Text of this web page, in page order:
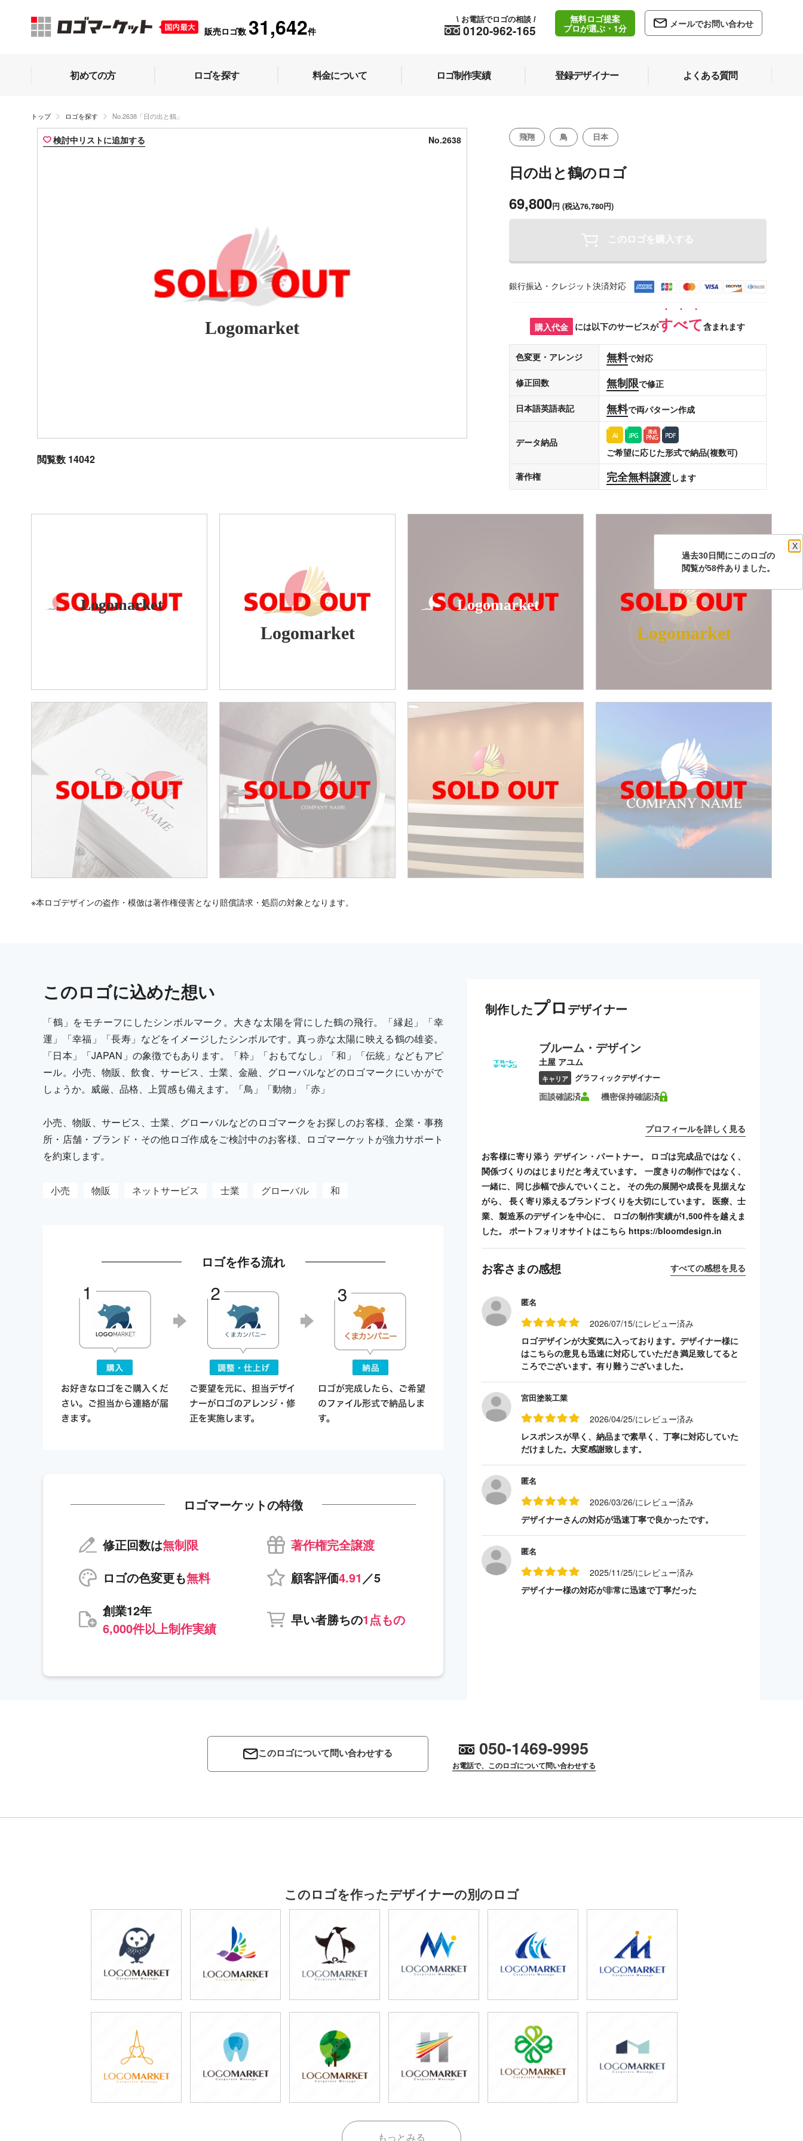
販売ロゴ数 31,642件 0120-962-165
\ お電話でロゴの相談 /
無料ロゴ提案
プロが選ぶ・1分
メールでお問い合わせ
初めての方 ロゴを探す 料金について ロゴ制作実績 登録デザイナー よくある質問
トップ ロゴを探す No.2638「日の出と鶴」
検討中リストに追加する No.2638
Logomarket
閲覧数 14042
飛翔 鳥 日本
日の出と鶴のロゴ
69,800円 (税込76,780円)
このロゴを購入する
銀行振込・クレジット決済対応
購入代金 には以下のサービスがすべて含まれます
色変更・アレンジ 無料で対応
修正回数 無制限で修正
日本語英語表記 無料で両パターン作成
データ納品
ご希望に応じた形式で納品(複数可)
著作権
完全無料譲渡します
Logomarket
Logomarket
Logomarket
Logomarket
※本ロゴデザインの盗作・模倣は著作権侵害となり賠償請求・処罰の対象となります。
このロゴに込めた想い
「鶴」をモチーフにしたシンボルマーク。大きな太陽を背にした鶴の飛行。「縁起」「幸
運」「幸福」「長寿」などをイメージしたシンボルです。真っ赤な太陽に映える鶴の雄姿。
「日本」「JAPAN」の象徴でもあります。「粋」「おもてなし」「和」「伝統」などもアピ
ール。小売、物販、飲食、サービス、士業、金融、グローバルなどのロゴマークにいかがで
しょうか。威厳、品格、上質感も備えます。「鳥」「動物」「赤」
小売、物販、サービス、士業、グローバルなどのロゴマークをお探しのお客様、企業・事務
所・店舗・ブランド・その他ロゴ作成をご検討中のお客様、ロゴマーケットが強力サポート
を約束します。
小売 物販 ネットサービス 士業 グローバル 和
ロゴを作る流れ
ロゴマーケットの特徴
修正回数は無制限
著作権完全譲渡
ロゴの色変更も無料 顧客評価4.91 ／5
創業12年
6,000件以上制作実績
早い者勝ちの1点もの
制作したプロ デザイナー
ブルーム・デザイン
土屋 アユム
キャリア グラフィックデザイナー
面談確認済 機密保持確認済
プロフィールを詳しく見る
お客様に寄り添う デザイン・パートナー。 ロゴは完成品ではなく、
関係づくりのはじまりだと考えています。 一度きりの制作ではなく、
一緒に、同じ歩幅で歩んでいくこと。 その先の展開や成長を見据えな
がら、 長く寄り添えるブランドづくりを大切にしています。 医療、士
業、製造系のデザインを中心に、 ロゴの制作実績が1,500件を越えま
した。 ポートフォリオサイトはこちら https://bloomdesign.in
お客さまの感想 すべての感想を見る
匿名
2026/07/15/にレビュー済み
ロゴデザインが大変気に入っております。デザイナー様に
はこちらの意見も迅速に対応していただき満足致してると
ころでございます。有り難うございました。
宮田塗装工業
2026/04/25/にレビュー済み
レスポンスが早く、納品まで素早く、丁寧に対応していた
だけました。大変感謝致します。
匿名
2026/03/26/にレビュー済み
デザイナーさんの対応が迅速丁寧で良かったです。
匿名
2025/11/25/にレビュー済み
デザイナー様の対応が非常に迅速で丁寧だった
このロゴについて問い合わせする 050-1469-9995
お電話で、このロゴについて問い合わせする
このロゴを作ったデザイナーの別のロゴ
もっとみる
過去30日間にこのロゴの
X
閲覧が58件ありました。